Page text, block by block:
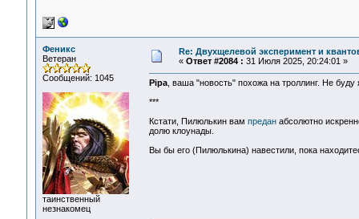
Феникс
Ветеран
Сообщений: 1045
таинственный
незнакомец
Re: Двухщелевой эксперимент и
« Ответ #2084 : 31 Июля 2025, 20:24:01 »
Pipa, ваша "новость" похожа на троллинг. Не буду
***
Кстати, Пилюлькин вам преданабсолютно
долю клоунады.
Вы бы его (Пилюлькина) навестили, пока